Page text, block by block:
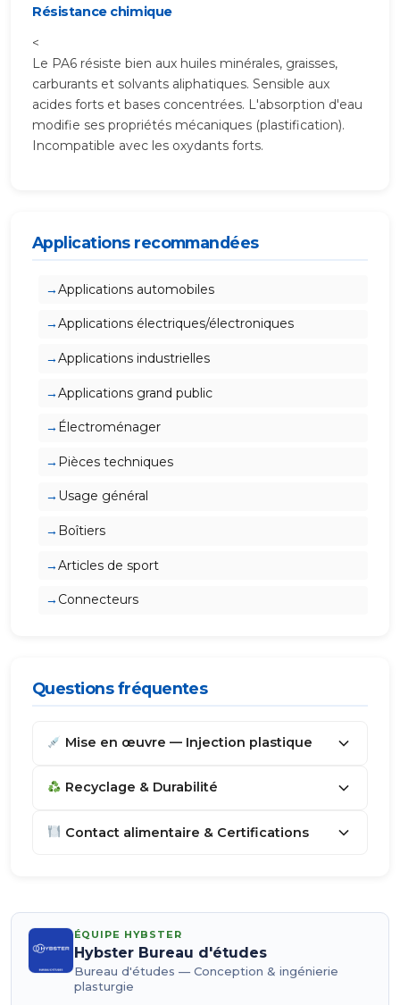
Résistance chimique
<
Le PA6 résiste bien aux huiles minérales, graisses,
carburants et solvants aliphatiques. Sensible aux
acides forts et bases concentrées. L'absorption d'eau
modifie ses propriétés mécaniques (plastification).
Incompatible avec les oxydants forts.
Applications recommandées
Applications automobiles
Applications électriques/électroniques
Applications industrielles
Applications grand public
Électroménager
Pièces techniques
Usage général
Boîtiers
Articles de sport
Connecteurs
Questions fréquentes
Mise en œuvre — Injection plastique
Recyclage & Durabilité
Contact alimentaire & Certifications
ÉQUIPE HYBSTER
Hybster Bureau d'études
Bureau d'études — Conception & ingénierie
plasturgie